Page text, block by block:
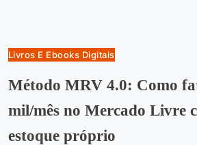
Livros E Ebooks Digitais
Método MRV 4.0: Como
mil/mês no Mercado Livre
estoque próprio